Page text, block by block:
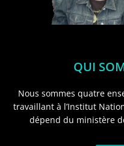
QUI
Nous sommes quatre
travaillant à l’Institut
dépend du ministère